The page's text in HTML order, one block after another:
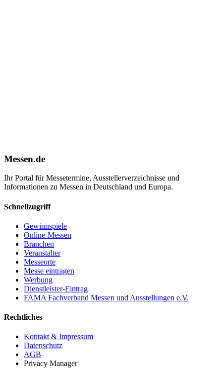
Messen.de
Ihr Portal für Messetermine, Ausstellerverzeichnisse und
Informationen zu Messen in Deutschland und Europa.
Schnellzugriff
Gewinnspiele
Online-Messen
Branchen
Veranstalter
Messeorte
Messe eintragen
Werbung
Dienstleister-Eintrag
FAMA Fachverband Messen und Ausstellungen e.V.
Rechtliches
Kontakt & Impressum
Datenschutz
AGB
Privacy Manager